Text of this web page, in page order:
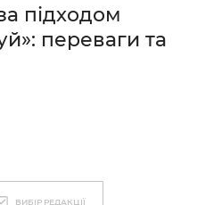
підходом
переваги та
ВИБІР РЕДАКЦІЇ